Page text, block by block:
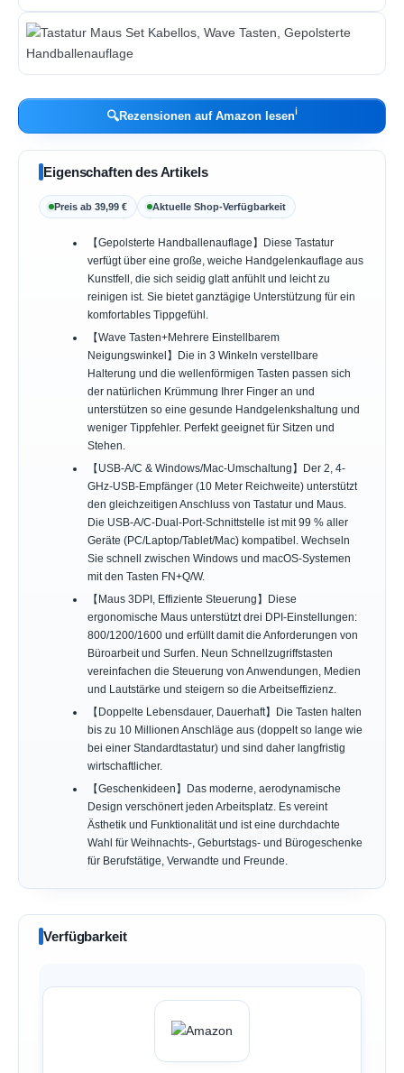
🔍Rezensionen auf Amazon lesenℹ︎
Eigenschaften des Artikels
Preis ab 39,99 € Aktuelle Shop-Verfügbarkeit
【Gepolsterte Handballenauflage】Diese Tastatur
verfügt über eine große, weiche Handgelenkauflage aus
Kunstfell, die sich seidig glatt anfühlt und leicht zu
reinigen ist. Sie bietet ganztägige Unterstützung für ein
komfortables Tippgefühl.
【Wave Tasten+Mehrere Einstellbarem
Neigungswinkel】Die in 3 Winkeln verstellbare
Halterung und die wellenförmigen Tasten passen sich
der natürlichen Krümmung Ihrer Finger an und
unterstützen so eine gesunde Handgelenkshaltung und
weniger Tippfehler. Perfekt geeignet für Sitzen und
Stehen.
【USB-A/C & Windows/Mac-Umschaltung】Der 2, 4-
GHz-USB-Empfänger (10 Meter Reichweite) unterstützt
den gleichzeitigen Anschluss von Tastatur und Maus.
Die USB-A/C-Dual-Port-Schnittstelle ist mit 99 % aller
Geräte (PC/Laptop/Tablet/Mac) kompatibel. Wechseln
Sie schnell zwischen Windows und macOS-Systemen
mit den Tasten FN+Q/W.
【Maus 3DPI, Effiziente Steuerung】Diese
ergonomische Maus unterstützt drei DPI-Einstellungen:
800/1200/1600 und erfüllt damit die Anforderungen von
Büroarbeit und Surfen. Neun Schnellzugriffstasten
vereinfachen die Steuerung von Anwendungen, Medien
und Lautstärke und steigern so die Arbeitseffizienz.
【Doppelte Lebensdauer, Dauerhaft】Die Tasten halten
bis zu 10 Millionen Anschläge aus (doppelt so lange wie
bei einer Standardtastatur) und sind daher langfristig
wirtschaftlicher.
【Geschenkideen】Das moderne, aerodynamische
Design verschönert jeden Arbeitsplatz. Es vereint
Ästhetik und Funktionalität und ist eine durchdachte
Wahl für Weihnachts-, Geburtstags- und Bürogeschenke
für Berufstätige, Verwandte und Freunde.
Verfügbarkeit